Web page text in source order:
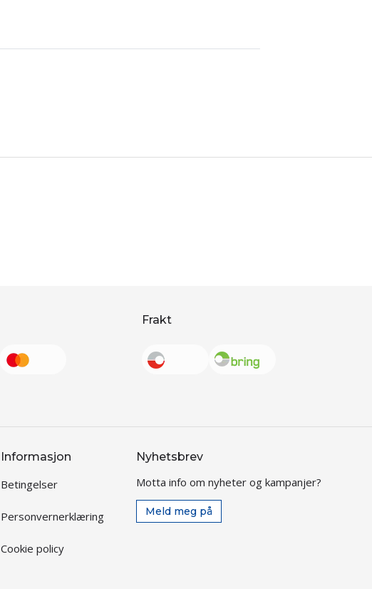
Frakt
Informasjon
Betingelser
Personvernerklæring
Cookie policy
Nyhetsbrev
Motta info om nyheter og kampanjer?
Meld meg på